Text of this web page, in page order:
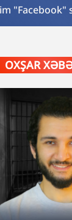
"Facebook"
OXŞAR